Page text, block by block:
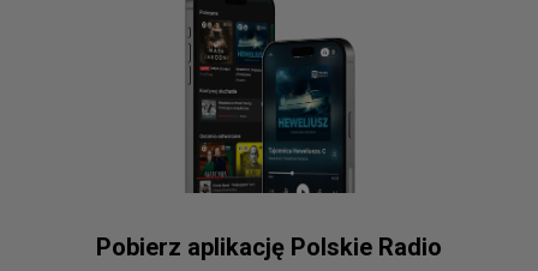
Pobierz aplikację Polskie Radio